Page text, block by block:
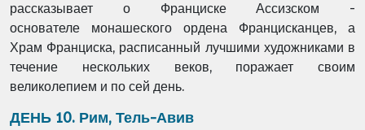
рассказывает о Франциске Ассизском -
основателе монашеского ордена Францисканцев, а
Храм Франциска, расписанный лучшими художниками в
течение нескольких веков, поражает своим
великолепием и по сей день.
ДЕНЬ 10. Рим, Тель-Авив